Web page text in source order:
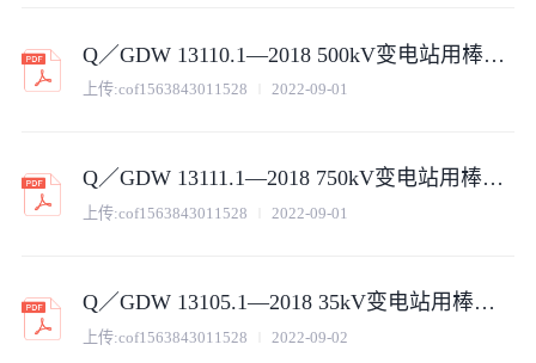
Q／GDW 13110.1—2018 500kV变电站用棒形支柱瓷绝缘子采购标准（第1部分：通用技术规范）
上传:cof1563843011528 2022-09-01
Q／GDW 13111.1—2018 750kV变电站用棒形支柱瓷绝缘子采购标准（第1部分：通用技术规范)
上传:cof1563843011528 2022-09-01
Q／GDW 13105.1—2018 35kV变电站用棒形支柱瓷绝缘子采购标准（第1部分：通用技术规范）V2
上传:cof1563843011528 2022-09-02